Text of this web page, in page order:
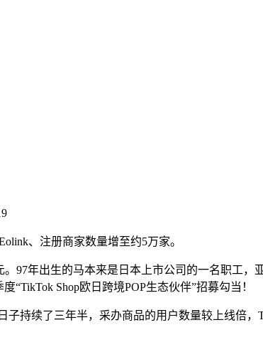
、注册商家数量增至约5万家。
年出生的马本来是日本上市公司的一名职工，
Shop欧日跨境POP生态伙伴”招募勾当！
续了三年半，采办商品的用户数量较上线倍，